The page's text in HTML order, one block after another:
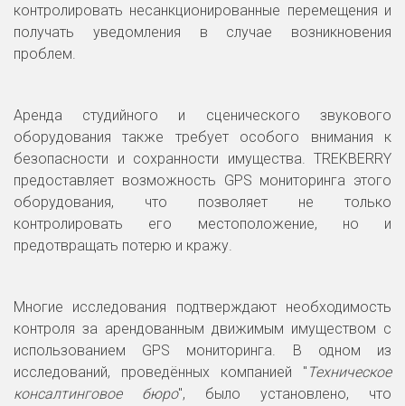
контролировать несанкционированные перемещения и
получать уведомления в случае возникновения
проблем.
Аренда студийного и сценического звукового
оборудования также требует особого внимания к
безопасности и сохранности имущества. TREKBERRY
предоставляет возможность GPS мониторинга этого
оборудования, что позволяет не только
контролировать его местоположение, но и
предотвращать потерю и кражу.
Многие исследования подтверждают необходимость
контроля за арендованным движимым имуществом с
использованием GPS мониторинга. В одном из
исследований, проведённых компанией " Техническое
консалтинговое бюро", было установлено, что